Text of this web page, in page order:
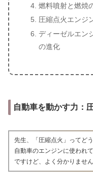
燃料噴射と燃焼
圧縮点火エンジ
ディーゼルエン
の進化
自動車を動かす力：
先生、「圧縮点火」ってど
自動車のエンジンに使われ
ですけど、よく分かりません